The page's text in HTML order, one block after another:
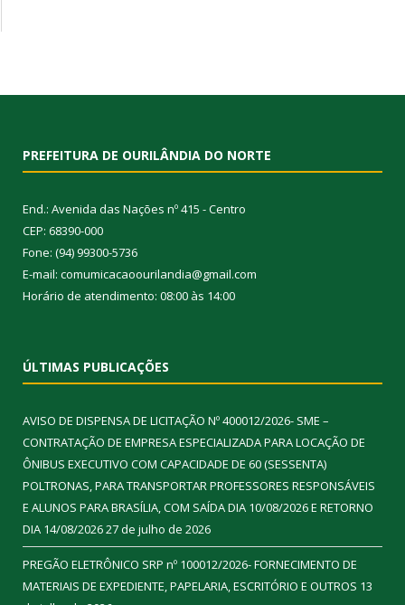
PREFEITURA DE OURILÂNDIA DO NORTE
End.: Avenida das Nações nº 415 - Centro
CEP: 68390-000
Fone: (94) 99300-5736
E-mail: comumicacaoourilandia@gmail.com
Horário de atendimento: 08:00 às 14:00
ÚLTIMAS PUBLICAÇÕES
AVISO DE DISPENSA DE LICITAÇÃO Nº 400012/2026- SME –
CONTRATAÇÃO DE EMPRESA ESPECIALIZADA PARA LOCAÇÃO DE
ÔNIBUS EXECUTIVO COM CAPACIDADE DE 60 (SESSENTA)
POLTRONAS, PARA TRANSPORTAR PROFESSORES RESPONSÁVEIS
E ALUNOS PARA BRASÍLIA, COM SAÍDA DIA 10/08/2026 E RETORNO
DIA 14/08/202627 de julho de 2026
PREGÃO ELETRÔNICO SRP nº 100012/2026- FORNECIMENTO DE
MATERIAIS DE EXPEDIENTE, PAPELARIA, ESCRITÓRIO E OUTROS 13